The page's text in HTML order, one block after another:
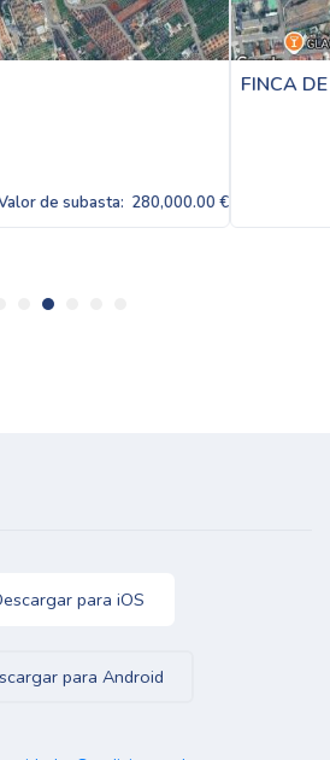
2654
Valor de subasta:
para iOS
para Android